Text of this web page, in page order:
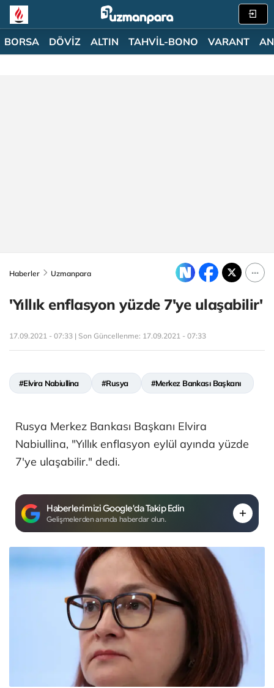
BORSA DÖVİZ ALTIN TAHVİL-BONO VARANT
Haberler Uzmanpara
'Yıllık enflasyon yüzde 7'ye ulaşabilir'
17.09.2021 - 07:33 | Son Güncellenme: 17.09.2021 - 07:33
#Elvira Nabiullina #Rusya #Merkez Bankası Başkanı
Rusya Merkez Bankası Başkanı Elvira
Nabiullina, "Yıllık enflasyon eylül ayında yüzde
7'ye ulaşabilir." dedi.
Haberlerimizi Google'da Takip Edin
Gelişmelerden anında haberdar olun.